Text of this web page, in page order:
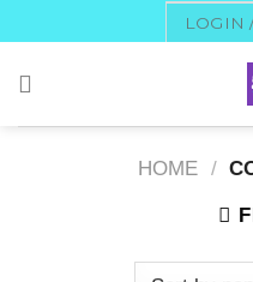
to
content
LOGIN
HOME /